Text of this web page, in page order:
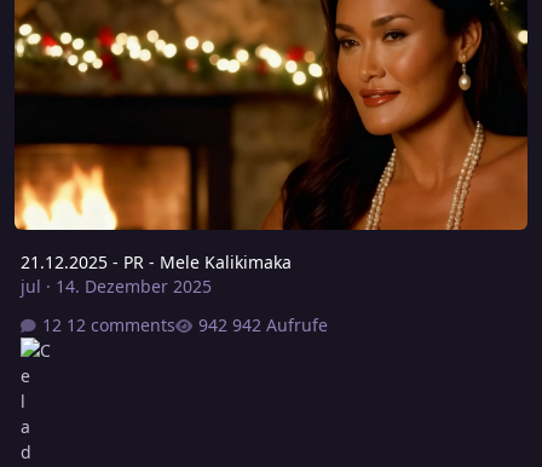
21.12.2025 - PR - Mele Kalikimaka
jul · 14. Dezember 2025
12 comments
942 Aufrufe